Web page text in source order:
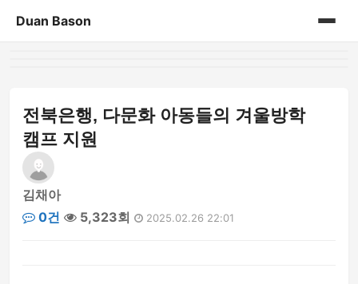
Duan Bason
전북은행, 다문화 아동들의 겨울방학
캠프 지원
김채아
0건
5,323회 2025.02.26 22:01